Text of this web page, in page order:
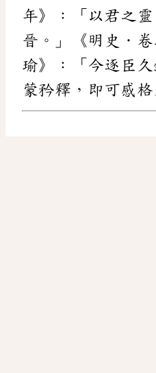
年》：「以君之靈
晉。」《明史．
瑜》：「今逐臣久
蒙矜釋，即可感格